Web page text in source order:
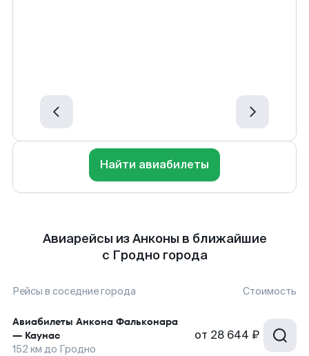
Найти авиабилеты
Авиарейсы из Анконы в ближайшие
с Гродно города
Рейсы в соседние города Стоимость
Авиабилеты Анкона Фальконара
— Каунас
152 км до Гродно
от 28 644 ₽